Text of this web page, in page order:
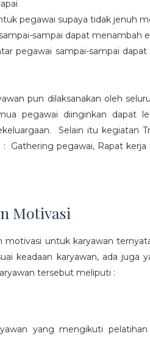
pegawai supaya tidak jenuh
sampai dapat menambah
pegawai sampai-sampai dapat
pun dilaksanakan oleh
pegawai diinginkan dapat
Selain itu kegiatan
: Gathering pegawai, Rapat
Motivasi
motivasi untuk karyawan
keadaan karyawan, ada
tersebut meliputi :
yang mengikuti